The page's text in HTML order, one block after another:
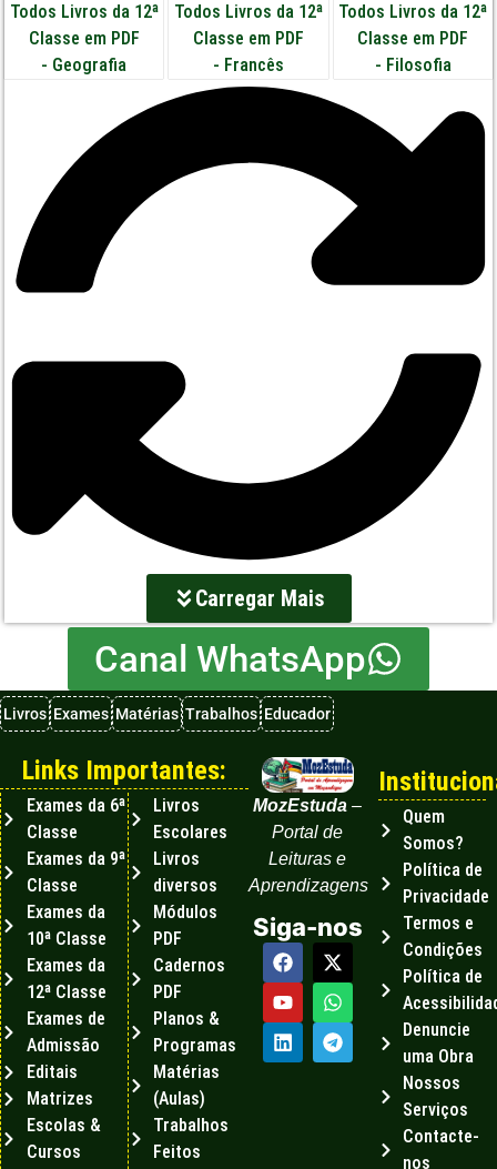
Todos Livros da 12ª
Classe em PDF
- Geografia
Todos Livros da 12ª
Classe em PDF
- Francês
Todos Livros da 12ª
Classe em PDF
- Filosofia
Carregar Mais
Canal WhatsApp
Livros Exames Matérias Trabalhos Educador
MozEstuda –
Portal de
Leituras e
Aprendizagens
Siga-nos
Quem
Somos?
Política de
Privacidade
Termos e
Condições
Política de
Denuncie
uma Obra
Nossos
Serviços
Contacte-
nos
Links Importantes:
Exames da 6ª
Classe
Exames da 9ª
Classe
Exames da
10ª Classe
Exames da
12ª Classe
Exames de
Admissão
Editais
Matrizes
Escolas &
Cursos
Livros
Escolares
Livros
diversos
Módulos
PDF
Cadernos
PDF
Planos &
Programas
Matérias
(Aulas)
Trabalhos
Feitos